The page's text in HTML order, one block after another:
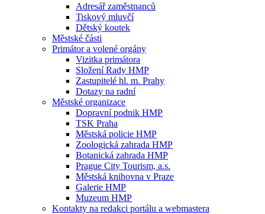
Adresář zaměstnanců
Tiskový mluvčí
Dětský koutek
Městské části
Primátor a volené orgány
Vizitka primátora
Složení Rady HMP
Zastupitelé hl. m. Prahy
Dotazy na radní
Městské organizace
Dopravní podnik HMP
TSK Praha
Městská policie HMP
Zoologická zahrada HMP
Botanická zahrada HMP
Prague City Tourism, a.s.
Městská knihovna v Praze
Galerie HMP
Muzeum HMP
Kontakty na redakci portálu a webmastera